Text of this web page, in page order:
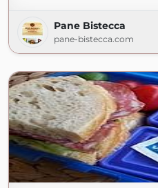
Pane Bistecca
pane-bistecca.com